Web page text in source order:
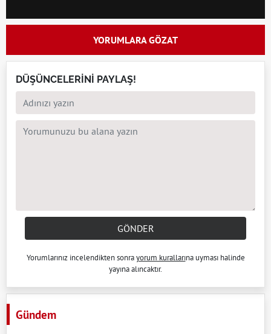
YORUMLARA GÖZAT
DÜŞÜNCELERİNİ PAYLAŞ!
GÖNDER
Yorumlarınız incelendikten sonrayorum kurallarına uyması halinde
yayına alıncaktır.
Gündem